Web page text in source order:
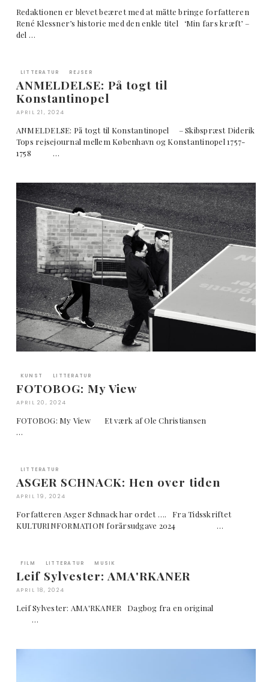
Redaktionen er blevet beæret med at måtte bringe forfatteren
René Klessner’s historie med den enkle titel ‘Min fars kræft’ –
del …
LITTERATUR REJSER
ANMELDELSE: På togt til
Konstantinopel
APRIL 21, 2024
ANMELDELSE: På togt til Konstantinopel – Skibspræst Diderik
Tops rejsejournal mellem København og Konstantinopel 1757-
1758 …
KUNST LITTERATUR
FOTOBOG: My View
APRIL 20, 2024
FOTOBOG: My View Et værk af Ole Christiansen
…
LITTERATUR
ASGER SCHNACK: Hen over tiden
APRIL 19, 2024
Forfatteren Asger Schnack har ordet …. Fra Tidsskriftet
KULTURINFORMATION forårsudgave 2024 …
FILM LITTERATUR MUSIK
Leif Sylvester: AMA'RKANER
APRIL 18, 2024
Leif Sylvester: AMA'RKANER Dagbog fra en original
…